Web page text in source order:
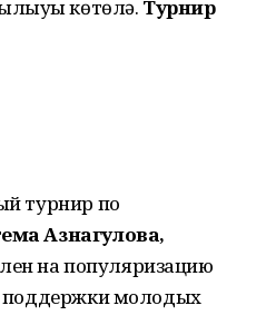
көтөлә. Турнир
турнир по
Азнагулова,
на популяризацию
поддержки молодых